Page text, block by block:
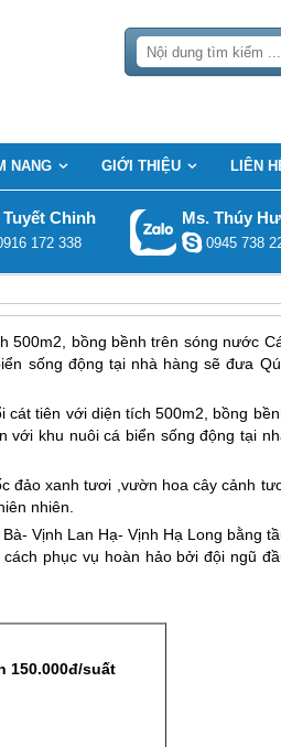
NANG GIỚI THIỆU LIÊN
Tuyết Chinh
172 338
Ms. Thúy
0945 738
500m2, bồng bềnh trên sóng nước
sống động tại nhà hàng sẽ đưa
tiên với diện tích 500m2, bồng
với khu nuôi cá biển sống động tại
đảo xanh tươi ,vườn hoa cây cảnh
nhiên.
- Vịnh Lan Hạ- Vịnh Hạ Long bằng
phục vụ hoàn hảo bởi đội ngũ
150.000đ/suất
chiên